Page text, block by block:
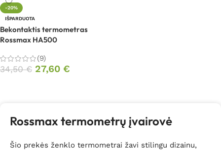
-20%
IŠPARDUOTA
Bekontaktis termometras
Rossmax HA500
(9)
34,50€ 27,60 €
Rossmax termometrų įvairovė
Šio prekės ženklo termometrai žavi stilingu dizainu,